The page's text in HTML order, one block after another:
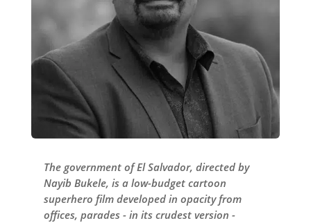
The government of El Salvador, directed by
Nayib Bukele, is a low-budget cartoon
superhero film developed in opacity from
offices, parades - in its crudest version -